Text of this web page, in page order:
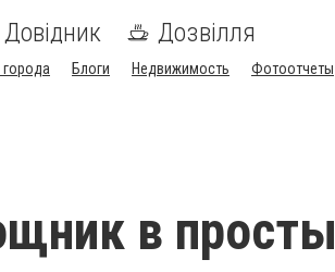
Довідник Дозвілля
Блоги Недвижимость Фотоотчеты
в